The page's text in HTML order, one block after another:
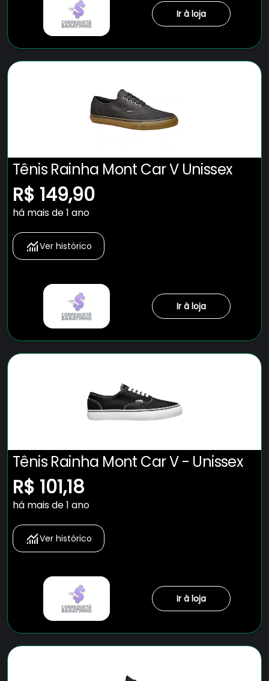
Ir à loja
Tênis Rainha Mont Car V Unissex
R$ 149,90
há mais de 1 ano
Ver histórico
Ir à loja
Tênis Rainha Mont Car V - Unissex
R$ 101,18
há mais de 1 ano
Ver histórico
Ir à loja